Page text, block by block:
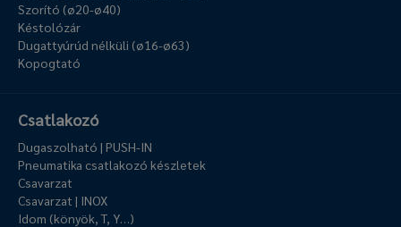
Szorító (ø20-ø40)
Késtolózár
Dugattyúrúd nélküli (ø16-ø63)
Kopogtató
Csatlakozó
Dugaszolható | PUSH-IN
Pneumatika csatlakozó készletek
Csavarzat
Csavarzat | INOX
Idom (könyök, T, Y…)